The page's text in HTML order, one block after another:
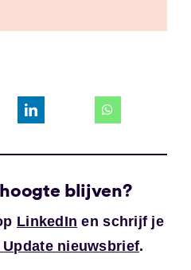
blijven?
LinkedIn en schrijf je
Update nieuwsbrief.